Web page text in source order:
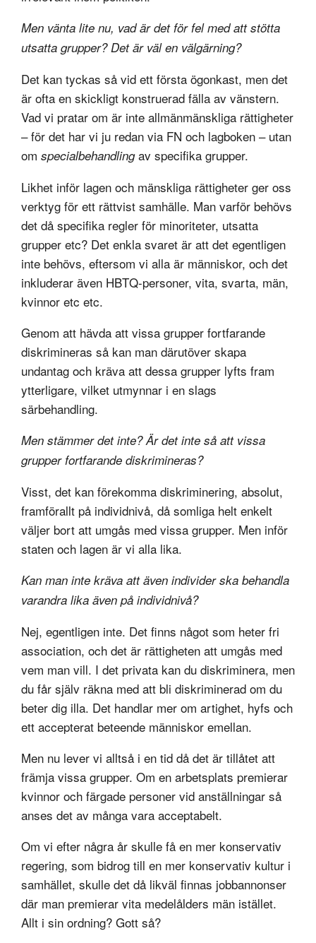
Men vänta lite nu, vad är det för fel med att stötta
utsatta grupper? Det är väl en välgärning?
Det kan tyckas så vid ett första ögonkast, men det
är ofta en skickligt konstruerad fälla av vänstern.
Vad vi pratar om är inte allmänmänskliga rättigheter
– för det har vi ju redan via FN och lagboken – utan
om specialbehandlingav specifika grupper.
Likhet inför lagen och mänskliga rättigheter ger oss
verktyg för ett rättvist samhälle. Man varför behövs
det då specifika regler för minoriteter, utsatta
grupper etc? Det enkla svaret är att det egentligen
inte behövs, eftersom vi alla är människor, och det
inkluderar även HBTQ-personer, vita, svarta, män,
kvinnor etc etc.
Genom att hävda att vissa grupper fortfarande
diskrimineras så kan man därutöver skapa
undantag och kräva att dessa grupper lyfts fram
ytterligare, vilket utmynnar i en slags
särbehandling.
Men stämmer det inte? Är det inte så att vissa
grupper fortfarande diskrimineras?
Visst, det kan förekomma diskriminering, absolut,
framförallt på individnivå, då somliga helt enkelt
väljer bort att umgås med vissa grupper. Men inför
staten och lagen är vi alla lika.
Kan man inte kräva att även individer ska behandla
varandra lika även på individnivå?
Nej, egentligen inte. Det finns något som heter fri
association, och det är rättigheten att umgås med
vem man vill. I det privata kan du diskriminera, men
du får själv räkna med att bli diskriminerad om du
beter dig illa. Det handlar mer om artighet, hyfs och
ett accepterat beteende människor emellan.
Men nu lever vi alltså i en tid då det är tillåtet att
främja vissa grupper. Om en arbetsplats premierar
kvinnor och färgade personer vid anställningar så
anses det av många vara acceptabelt.
Om vi efter några år skulle få en mer konservativ
regering, som bidrog till en mer konservativ kultur i
samhället, skulle det då likväl finnas jobbannonser
där man premierar vita medelålders män istället.
Allt i sin ordning? Gott så?